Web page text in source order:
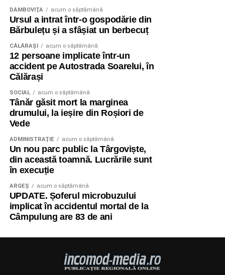
DÂMBOVIŢA acum o săptămână
Ursul a intrat într-o gospodărie din
Bărbulețu și a sfâșiat un berbecuț
CĂLĂRAŞI acum o săptămână
12 persoane implicate într-un
accident pe Autostrada Soarelui, în
Călărași
SOCIAL acum o săptămână
Tânăr găsit mort la marginea
drumului, la ieșire din Roșiori de
Vede
ADMINISTRAŢIE acum o săptămână
Un nou parc public la Târgoviște,
din această toamnă. Lucrările sunt
în execuție
ARGEȘ acum o săptămână
UPDATE. Șoferul microbuzului
implicat în accidentul mortal de la
Câmpulung are 83 de ani